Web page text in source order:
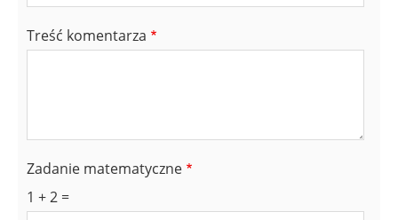
Treść komentarza
Zadanie matematyczne
1 + 2 =